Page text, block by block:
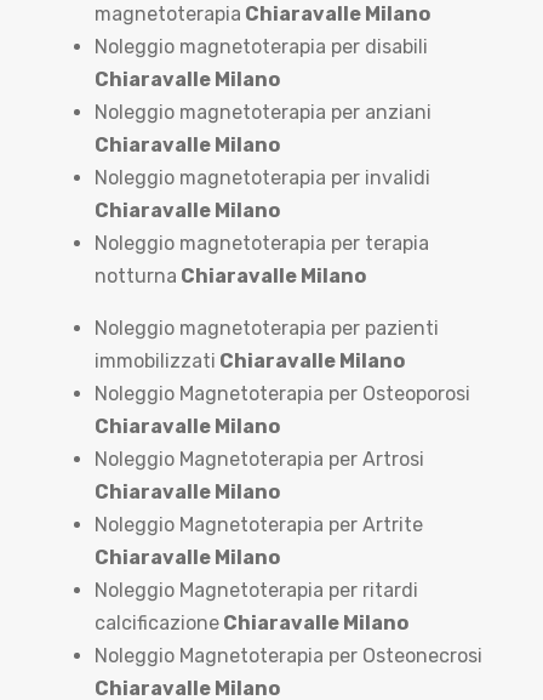
magnetoterapia Chiaravalle Milano
Noleggio magnetoterapia per disabili
Chiaravalle Milano
Noleggio magnetoterapia per anziani
Chiaravalle Milano
Noleggio magnetoterapia per invalidi
Chiaravalle Milano
Noleggio magnetoterapia per terapia
notturna Chiaravalle Milano
Noleggio magnetoterapia per pazienti
immobilizzati Chiaravalle Milano
Noleggio Magnetoterapia per Osteoporosi
Chiaravalle Milano
Noleggio Magnetoterapia per Artrosi
Chiaravalle Milano
Noleggio Magnetoterapia per Artrite
Chiaravalle Milano
Noleggio Magnetoterapia per ritardi
calcificazione Chiaravalle Milano
Noleggio Magnetoterapia per Osteonecrosi
Chiaravalle Milano